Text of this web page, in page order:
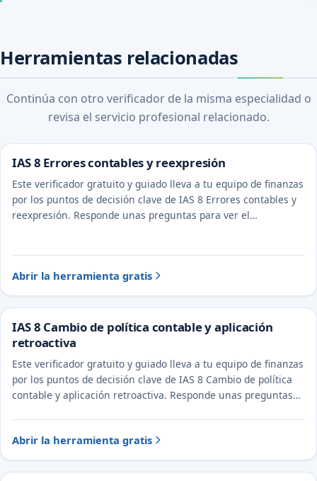
Herramientas relacionadas
Continúa con otro verificador de la misma especialidad o
revisa el servicio profesional relacionado.
IAS 8 Errores contables y reexpresión
Este verificador gratuito y guiado lleva a tu equipo de finanzas
por los puntos de decisión clave de IAS 8 Errores contables y
reexpresión. Responde unas preguntas para ver el
Abrir la herramienta gratis
IAS 8 Cambio de política contable y aplicación
retroactiva
Este verificador gratuito y guiado lleva a tu equipo de finanzas
por los puntos de decisión clave de IAS 8 Cambio de política
contable y aplicación retroactiva. Responde unas preguntas
Abrir la herramienta gratis